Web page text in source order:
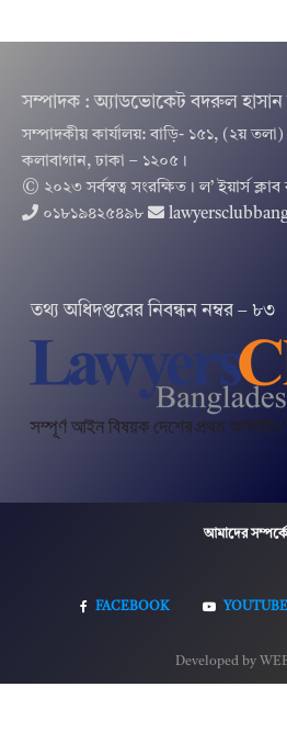
সম্পাদক : অ্যাডভোকেট বদরুল হাসান
সম্পাদকীয় কার্যালয়: বাড়ি- ১৫১, (২য়
কলাবাগান, ঢাকা – ১২০৫।
© ২০২৩ সর্বস্বত্ব সংরক্ষিত । ল’ ইয়ার্স
০১৮১৯৪২৫৪৯৮
তথ‌্য অ‌ধিদপ্ত‌রের নিবন্ধন নম্বর – ৮৩
আমাদের সম্পর্কে
FACEBOOK YOUTUBE
Developed by